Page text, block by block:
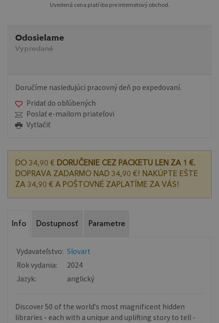
Uvedená cena platí iba pre internetový obchod.
Odosielame
Vypredané
Doručíme nasledujúci pracovný deň po expedovaní.
Pridať do obľúbených
Poslať e-mailom priateľovi
Vytlačiť
DO 34,90 € DORUČENIE CEZ PACKETU LEN ZA 1 €.
DOPRAVA ZADARMO NAD 34,90 €! NAKÚPTE EŠTE
ZA 34,90 € A POŠTOVNÉ ZAPLATÍME ZA VÁS!
Info Dostupnosť Parametre
Vydavateľstvo: Slovart
Rok vydania:
2024
Jazyk:
anglický
Discover 50 of the world's most magnificent hidden
libraries - each with a unique and uplifting story to tell -